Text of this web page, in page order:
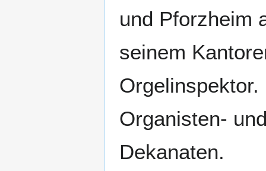
und Pforzheim
seinem
Organisten-
Dekanaten.